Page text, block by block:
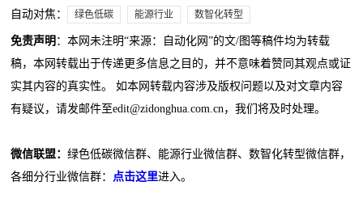
自动对焦： 绿色低碳 能源行业 数智化转型
免责声明 ：本网未注明“来源：自动化网”的文/图等稿件均为转载
稿，本网转载出于传递更多信息之目的，并不意味着赞同其观点或证
实其内容的真实性。 如本网转载内容涉及版权问题以及对文章内容
有疑议，请发邮件至edit@zidonghua.com.cn，我们将及时处理。
微信联盟：绿色低碳微信群、能源行业微信群、数智化转型微信群，
各细分行业微信群：
点击这里进入。